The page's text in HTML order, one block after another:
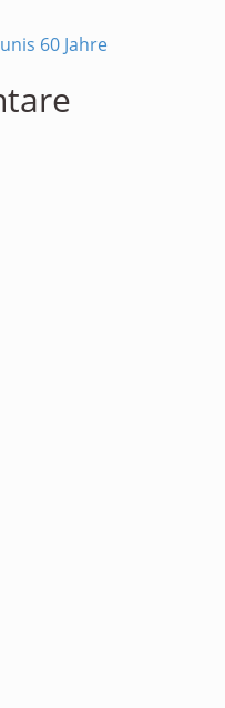
60 Jahre